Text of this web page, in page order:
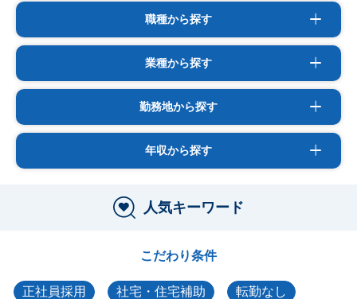
職種から探す
業種から探す
勤務地から探す
年収から探す
人気キーワード
こだわり条件
正社員採用 社宅・住宅補助 転勤なし